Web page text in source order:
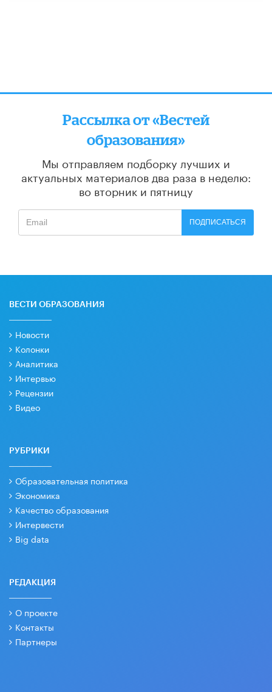
Рассылка от «Вестей
образования»
Мы отправляем подборку лучших и
актуальных материалов два раза в неделю:
во вторник и пятницу
ПОДПИСАТЬСЯ
ВЕСТИ ОБРАЗОВАНИЯ
Новости
Колонки
Аналитика
Интервью
Рецензии
Видео
РУБРИКИ
Образовательная политика
Экономика
Качество образования
Интервести
Big data
РЕДАКЦИЯ
О проекте
Контакты
Партнеры